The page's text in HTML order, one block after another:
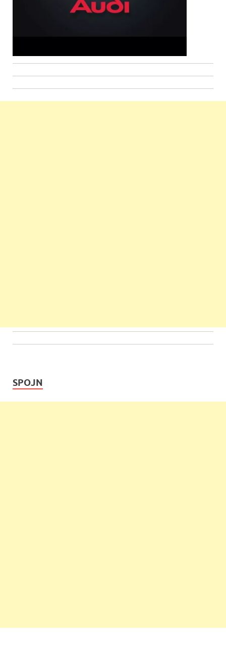
SPOJN